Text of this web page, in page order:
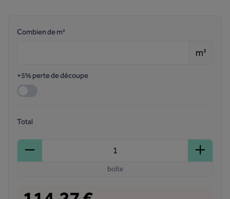
Combien de m²
m²
+5% perte de découpe
Total
boîte